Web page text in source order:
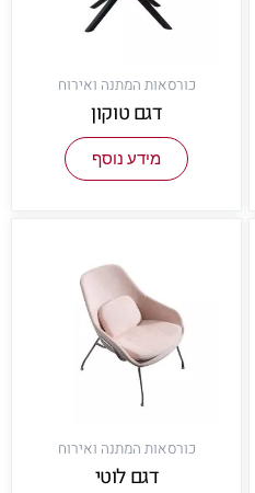
כורסאות המתנה ואירוח
דגם טוקון
מידע נוסף
כורסאות המתנה ואירוח
דגם לוטי